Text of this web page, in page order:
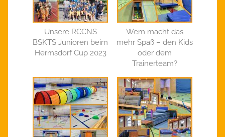
Unsere RCCNS
BSKTS Junioren beim
Hermsdorf Cup 2023
Wem macht das
mehr Spaß – den Kids
oder dem
Trainerteam?